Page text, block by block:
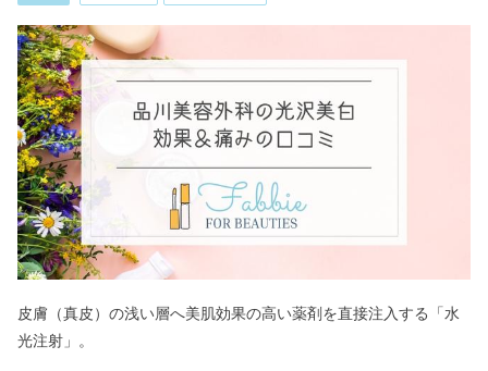
皮膚（真皮）の浅い層へ美肌効果の高い薬剤を直接注入する「水
光注射」。